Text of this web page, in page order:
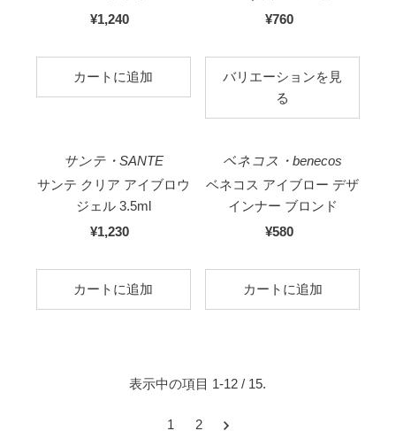
国
価
格
¥1,240
国
価
格
¥760
バリエーションを見
る
サンテ・SANTE
サンテ クリア アイブロウ
ジェル 3.5ml
国
価
格
¥1,230
ベネコス・benecos
ベネコス アイブロー デザ
インナー ブロンド
国
価
格
¥580
表示中の項目 1-12 / 15.
1 2